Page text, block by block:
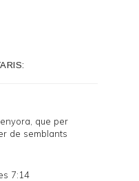
que per
de semblants
7:14